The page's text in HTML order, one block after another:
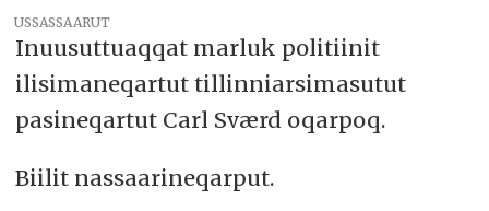
USSASSAARUT
Inuusuttuaqqat marluk politiinit
ilisimaneqartut tillinniarsimasutut
pasineqartut Carl Sværd oqarpoq.
Biilit nassaarineqarput.